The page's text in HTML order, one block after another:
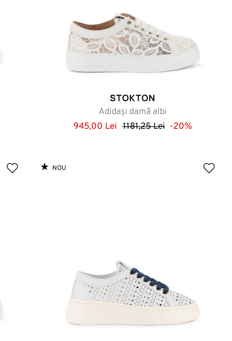
STOKTON
Adidași damă albi
945,00 Lei 1181,25 Lei -20%
NOU